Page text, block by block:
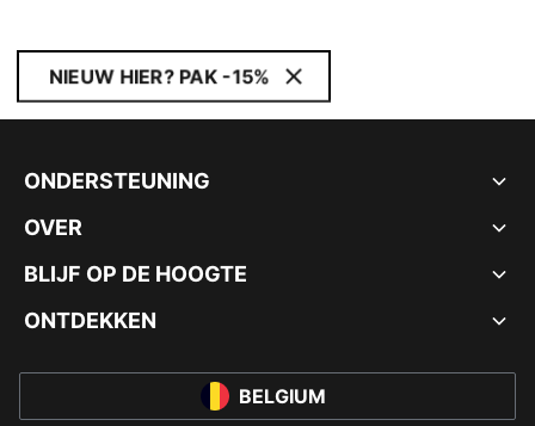
NIEUW HIER? PAK -15%
ONDERSTEUNING
OVER
BLIJF OP DE HOOGTE
ONTDEKKEN
BELGIUM